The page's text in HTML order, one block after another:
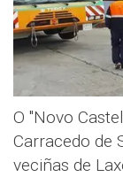
O "Novo
Carracedo de
veciñas de